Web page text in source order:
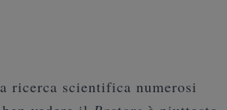
ricerca scientifica numerosi